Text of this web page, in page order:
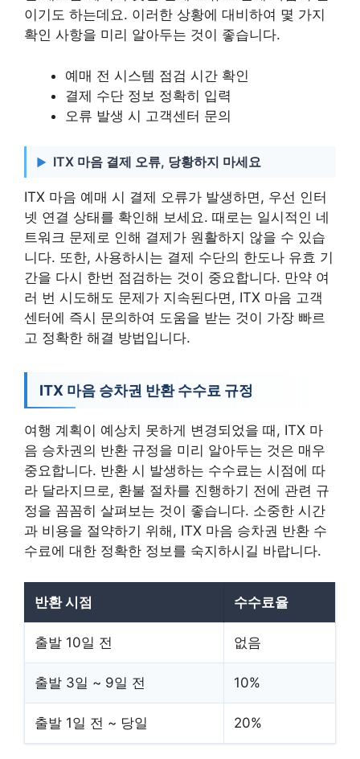
이기도 하는데요. 이러한 상황에 대비하여 몇 가지
확인 사항을 미리 알아두는 것이 좋습니다.
예매 전 시스템 점검 시간 확인
결제 수단 정보 정확히 입력
오류 발생 시 고객센터 문의
ITX 마음 결제 오류, 당황하지 마세요
ITX 마음 예매 시 결제 오류가 발생하면, 우선 인터
넷 연결 상태를 확인해 보세요. 때로는 일시적인 네
트워크 문제로 인해 결제가 원활하지 않을 수 있습
니다. 또한, 사용하시는 결제 수단의 한도나 유효 기
간을 다시 한번 점검하는 것이 중요합니다. 만약 여
러 번 시도해도 문제가 지속된다면, ITX 마음 고객
센터에 즉시 문의하여 도움을 받는 것이 가장 빠르
고 정확한 해결 방법입니다.
ITX 마음 승차권 반환 수수료 규정
여행 계획이 예상치 못하게 변경되었을 때, ITX 마
음 승차권의 반환 규정을 미리 알아두는 것은 매우
중요합니다. 반환 시 발생하는 수수료는 시점에 따
라 달라지므로, 환불 절차를 진행하기 전에 관련 규
정을 꼼꼼히 살펴보는 것이 좋습니다. 소중한 시간
과 비용을 절약하기 위해, ITX 마음 승차권 반환 수
수료에 대한 정확한 정보를 숙지하시길 바랍니다.
반환 시점 수수료율
출발 10일 전 없음
출발 3일 ~ 9일 전 10%
출발 1일 전 ~ 당일 20%